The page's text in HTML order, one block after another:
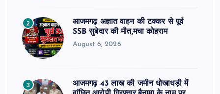
2
आजमगढ़ अज्ञात वाहन की टक्कर से पूर्व
SSB सुबेदार की मौत,मचा कोहराम
August 6, 2026
3
आजमगढ़ 43 लाख की जमीन धोखाधड़ी में